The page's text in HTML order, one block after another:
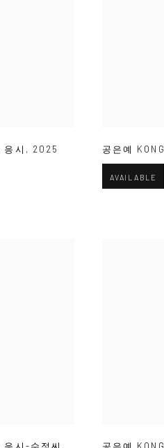
응시 , 2025 공은예 KONG
AVAILABLE